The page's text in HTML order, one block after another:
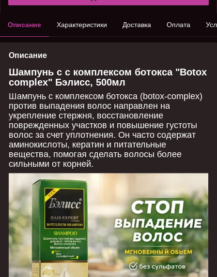
Описание Характеристики Доставка Оплата
Описание
Шампунь с с комплексом ботокса "Botox
complex" Бэлисс, 500мл
Шампунь с комплексом ботокса (botox-complex)
против выпадения волос направлен на
укрепление стержня, восстановление
поврежденных участков и повышение густоты
волос за счет уплотнения. Он часто содержат
аминокислоты, кератин и питательные
вещества, помогая сделать волосы более
сильными от корней.